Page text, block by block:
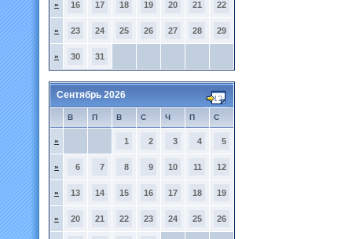
» 16 17 18 19 20 21 22
» 23 24 25 26 27 28 29
» 30 31
Сентябрь 2026
В П В С Ч П С
» 1 2 3 4 5
» 6 7 8 9 10 11 12
» 13 14 15 16 17 18 19
» 20 21 22 23 24 25 26